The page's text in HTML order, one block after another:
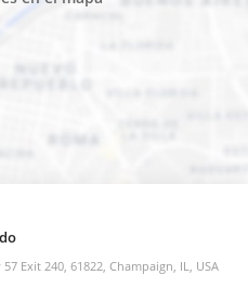
Exit 240, 61822, Champaign, IL, USA